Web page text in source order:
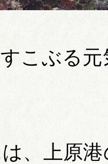
こぶる
、上原